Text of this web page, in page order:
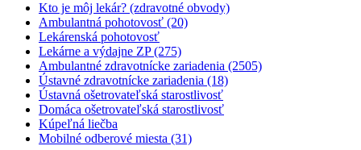
Kto je môj lekár? (zdravotné obvody)
Ambulantná pohotovosť (20)
Lekárenská pohotovosť
Lekárne a výdajne ZP (275)
Ambulantné zdravotnícke zariadenia (2505)
Ústavné zdravotnícke zariadenia (18)
Ústavná ošetrovateľská starostlivosť
Domáca ošetrovateľská starostlivosť
Kúpeľná liečba
Mobilné odberové miesta (31)